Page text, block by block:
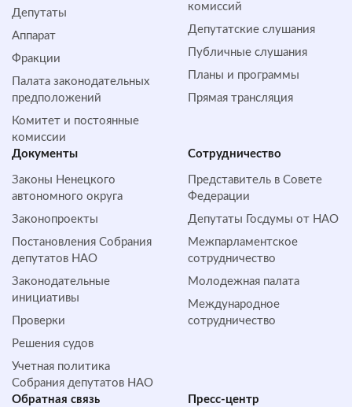
Депутаты
Аппарат
Фракции
Палата законодательных
предположений
Комитет и постоянные
комиссии
комиссий
Депутатские слушания
Публичные слушания
Планы и программы
Прямая трансляция
Документы
Законы Ненецкого
автономного округа
Законопроекты
Постановления Собрания
депутатов НАО
Законодательные
инициативы
Проверки
Решения судов
Учетная политика
Собрания депутатов НАО
Сотрудничество
Представитель в Совете
Федерации
Депутаты Госдумы от НАО
Межпарламентское
сотрудничество
Молодежная палата
Международное
сотрудничество
Обратная cвязь Пресс-центр